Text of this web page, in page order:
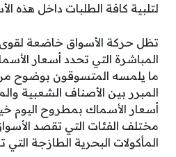
لتلبية كافة الطلبات داخل هذه
تظل حركة الأسواق خاضعة
المباشرة التي تحدد أسعار
ما يلمسه المتسوقون بوضوح
المبرر بين الأصناف الشعبية
أسعار الأسماك بمطروح اليوم
مختلف الفئات التي تقصد
المأكولات البحرية الطازجة